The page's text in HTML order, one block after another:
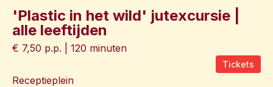
'Plastic in het wild' jutexcursie |
alle leeftijden
€ 7,50 p.p. | 120 minuten
Tickets
Receptieplein